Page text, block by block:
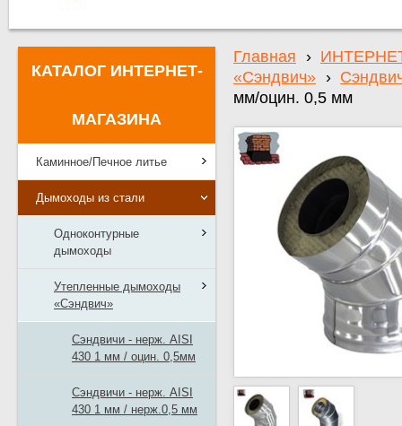
КАТАЛОГ ИНТЕРНЕТ-
МАГАЗИНА
Каминное/Печное литье
Дымоходы из стали
Одноконтурные
дымоходы
Утепленные дымоходы
«Сэндвич»
Сэндвичи - нерж. AISI
430 1 мм / оцин. 0,5мм
Сэндвичи - нерж. AISI
430 1 мм / нерж.0,5 мм
Главная ›
«Сэндвич» ›
мм/оцин. 0,5 мм